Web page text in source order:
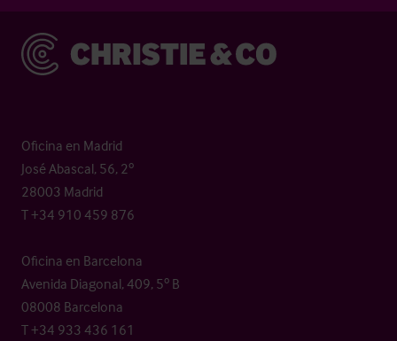
Christie & Co
Oficina en Madrid
José Abascal, 56, 2º
28003 Madrid
T +34 910 459 876
Oficina en Barcelona
Avenida Diagonal, 409, 5º B
08008 Barcelona
T +34 933 436 161